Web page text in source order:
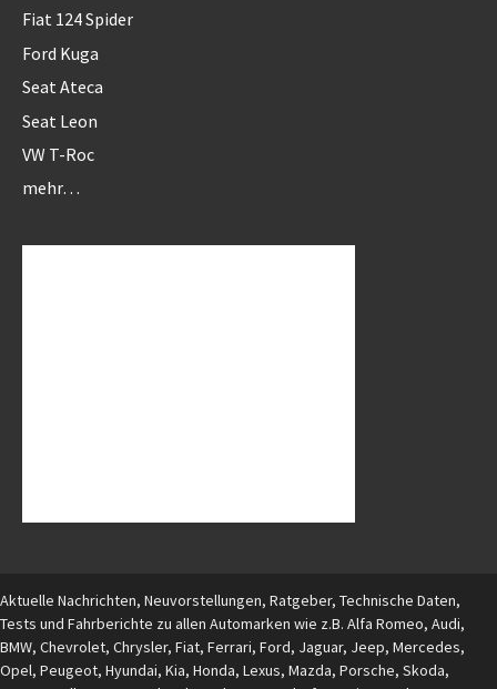
Fiat 124 Spider
Ford Kuga
Seat Ateca
Seat Leon
VW T-Roc
mehr…
Aktuelle Nachrichten, Neuvorstellungen, Ratgeber, Technische Daten,
Tests und Fahrberichte zu allen Automarken wie z.B. Alfa Romeo, Audi,
BMW, Chevrolet, Chrysler, Fiat, Ferrari, Ford, Jaguar, Jeep, Mercedes,
Opel, Peugeot, Hyundai, Kia, Honda, Lexus, Mazda, Porsche, Skoda,